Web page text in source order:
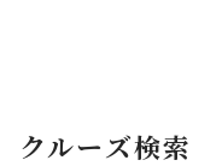
クルーズ検索